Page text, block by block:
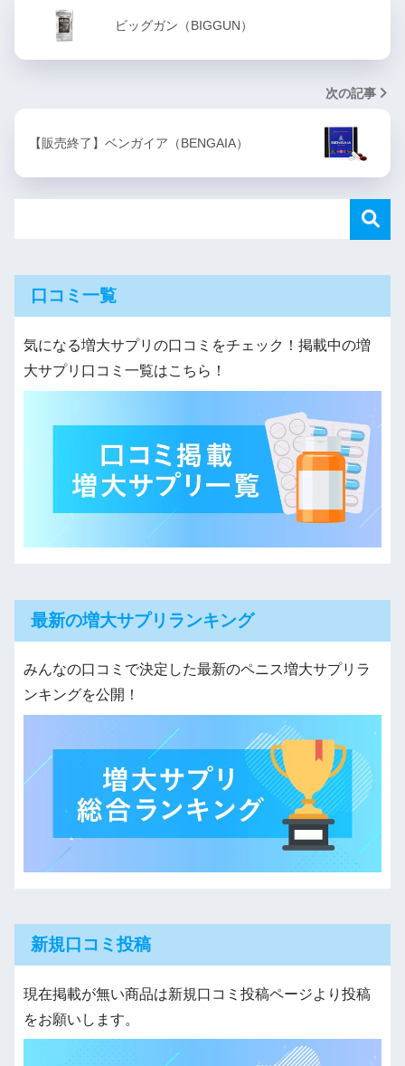
ビッグガン（BIGGUN）
次の記事
【販売終了】ベンガイア（BENGAIA）
口コミ一覧
気になる増大サプリの口コミをチェック！掲載中の増
大サプリ口コミ一覧はこちら！
最新の増大サプリランキング
みんなの口コミで決定した最新のペニス増大サプリラ
ンキングを公開！
新規口コミ投稿
現在掲載が無い商品は新規口コミ投稿ページより投稿
をお願いします。